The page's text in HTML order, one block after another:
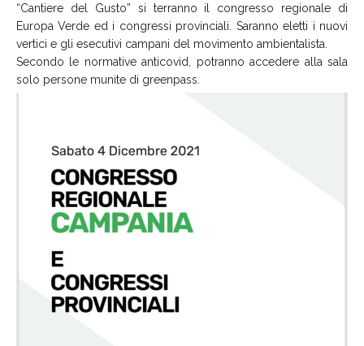
“Cantiere del Gusto” si terranno il congresso regionale di
Europa Verde ed i congressi provinciali. Saranno eletti i nuovi
vertici e gli esecutivi campani del movimento ambientalista.
Secondo le normative anticovid, potranno accedere alla sala
solo persone munite di greenpass.